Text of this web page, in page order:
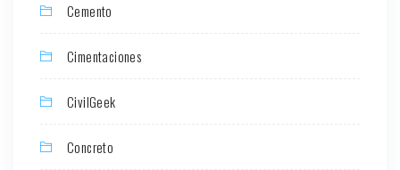
Cemento
Cimentaciones
CivilGeek
Concreto